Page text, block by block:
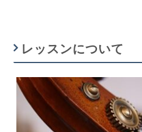
レッスンについて